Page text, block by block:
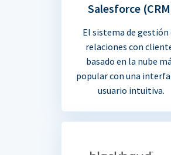
Salesforce
El sistema de gestión
relaciones con
basado en la nube
popular con una
usuario intuitiva.